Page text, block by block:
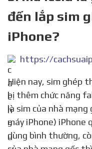
đến lắp sim
iPhone?
https://
Hiện nay, sim ghép thần thánh thế hệ mới có trang
bị thêm chức năng
là sim của nhà mạng
máy iPhone) iPhone
dùng bình thường,